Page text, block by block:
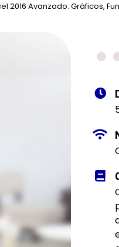
2016 Avanzado: Gráficos,